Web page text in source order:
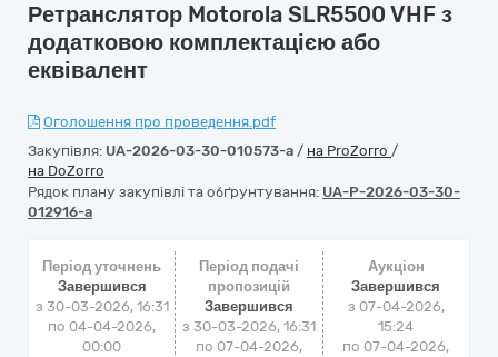
Ретранслятор Motorola SLR5500 VHF з
додатковою комплектацією або
еквівалент
Оголошення про проведення.pdf
Закупівля: UA-2026-03-30-010573-a / на ProZorro /
на DoZorro
Рядок плану закупівлі та обґрунтування: UA-P-2026-03-30-
012916-a
Період уточнень
Завершився
з 30-03-2026, 16:31
по 04-04-2026,
00:00
Період подачі
пропозицій
Завершився
з 30-03-2026, 16:31
по 07-04-2026,
Аукціон
Завершився
з 07-04-2026,
15:24
по 07-04-2026,